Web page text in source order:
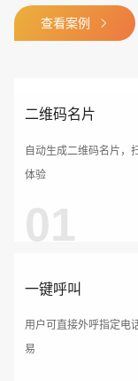
查看案例
01
二维码名片
自动生成二维码名片，
体验
一键呼叫
用户可直接外呼指定电
易